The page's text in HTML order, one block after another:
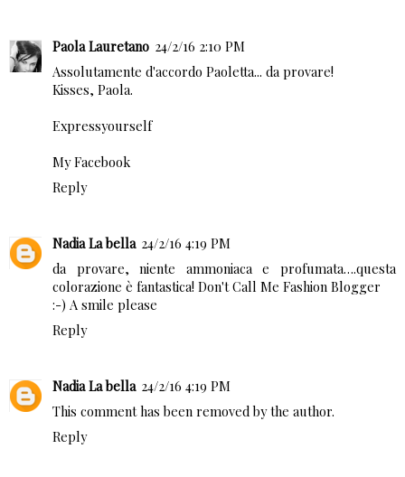
Paola Lauretano 24/2/16 2:10 PM
Assolutamente d'accordo Paoletta... da provare!
Kisses, Paola.
Expressyourself
My Facebook
Reply
Nadia La bella 24/2/16 4:19 PM
da provare, niente ammoniaca e profumata….questa
colorazione è fantastica! Don't Call Me Fashion Blogger
:-) A smile please
Reply
Nadia La bella 24/2/16 4:19 PM
This comment has been removed by the author.
Reply